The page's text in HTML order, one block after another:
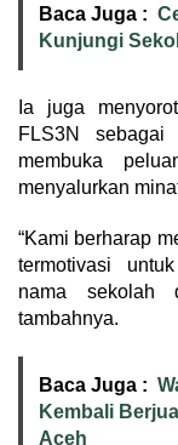
Baca Juga :
Kunjungi
Ia juga
FLS3N sebagai
membuka
menyalurkan
“Kami berharap
termotivasi
nama sekolah
tambahnya.
Baca Juga :
Kembali
Aceh